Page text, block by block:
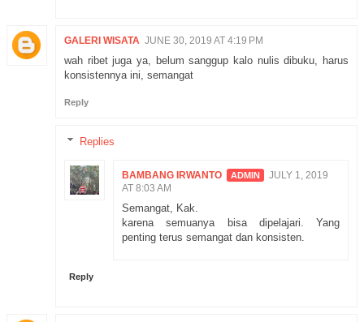
GALERI WISATA JUNE 30, 2019 AT 4:19 PM
wah ribet juga ya, belum sanggup kalo nulis dibuku, harus
konsistennya ini, semangat
Reply
Replies
BAMBANG IRWANTO
JULY 1, 2019
AT 8:03 AM
Semangat, Kak.
karena semuanya bisa dipelajari. Yang
penting terus semangat dan konsisten.
Reply